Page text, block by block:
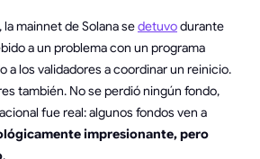
mainnet de Solana sedetuvodurante
a un problema con un programa
a los validadores a coordinar un reinicio.
también. No se perdió ningún fondo,
fue real: algunos fondos ven a
impresionante, pero
.